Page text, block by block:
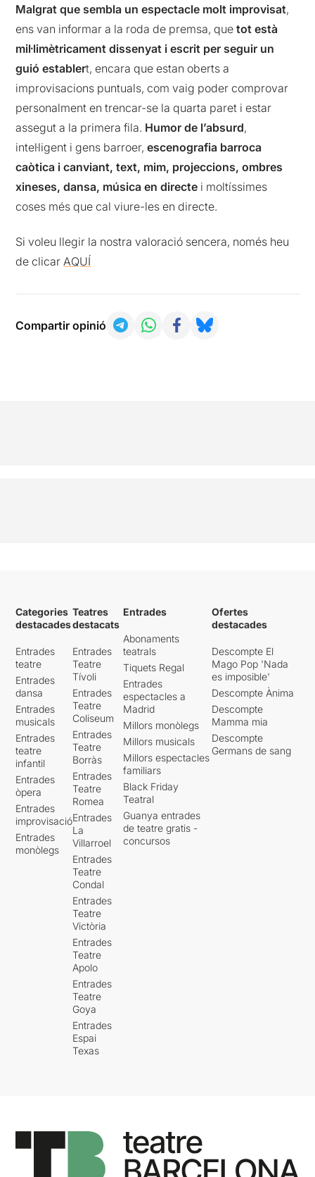
Malgrat que sembla un espectacle molt improvisat,
ens van informar a la roda de premsa, quetot està
mil·limètricament dissenyat i escrit per seguir un
guió establert, encara que estan oberts a
improvisacions puntuals, com vaig poder comprovar
personalment en trencar-se la quarta paret i estar
assegut a la primera fila. Humor de l’absurd,
intel·ligent i gens barroer,escenografia barroca
caòtica i canviant, text, mim, projeccions, ombres
xineses, dansa, música en directe i moltíssimes
coses més que cal viure-les en directe.
Si voleu llegir la nostra valoració sencera, només heu
de clicar AQUÍ
Compartir opinió
Categories
destacades
Entrades
teatre
Entrades
dansa
Entrades
musicals
Entrades
teatre
infantil
Entrades
òpera
Entrades
improvisació
Entrades
monòlegs
Teatres
destacats
Entrades
Teatre
Tívoli
Entrades
Teatre
Coliseum
Entrades
Teatre
Borràs
Entrades
Teatre
Romea
Entrades
La
Villarroel
Entrades
Teatre
Condal
Entrades
Teatre
Victòria
Entrades
Teatre
Apolo
Entrades
Teatre
Goya
Entrades
Espai
Texas
Entrades
Abonaments
teatrals
Tiquets Regal
Entrades
espectacles a
Madrid
Millors monòlegs
Millors musicals
Millors espectacles
familiars
Black Friday
Teatral
Guanya entrades
de teatre gratis -
concursos
Ofertes
destacades
Descompte El
Mago Pop 'Nada
es imposible'
Descompte Ànima
Descompte
Mamma mia
Descompte
Germans de sang